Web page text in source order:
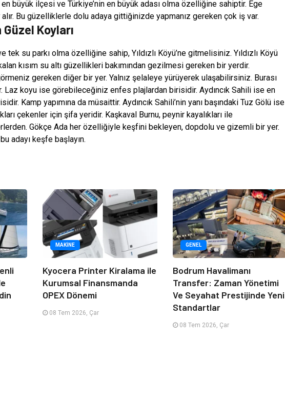
en büyük ilçesi ve Türkiye’nin en büyük adası olma özelliğine sahiptir. Ege
Bu güzelliklerle dolu adaya gittiğinizde yapmanız gereken çok iş var.
Koyları
tek su parkı olma özelliğine sahip, Yıldızlı Köyü’ne gitmelisiniz. Yıldızlı Köyü
kısım su altı güzellikleri bakımından gezilmesi gereken bir yerdir.
gereken diğer bir yer. Yalnız şelaleye yürüyerek ulaşabilirsiniz. Burası
Laz koyu ise görebileceğiniz enfes plajlardan birisidir. Aydıncık Sahili ise en
Kamp yapımına da müsaittir. Aydıncık Sahili’nin yanı başındaki Tuz Gölü ise
çekenler için şifa yeridir. Kaşkaval Burnu, peynir kayalıkları ile
Gökçe Ada her özelliğiyle keşfini bekleyen, dopdolu ve gizemli bir yer.
adayı keşfe başlayın.
MAKINE
Kyocera Printer Kiralama ile
Kurumsal Finansmanda
OPEX Dönemi
08 Tem 2026, Çar
GENEL
Bodrum Havalimanı
Transfer: Zaman Yönetimi
Ve Seyahat Prestijinde Yeni
Standartlar
08 Tem 2026, Çar